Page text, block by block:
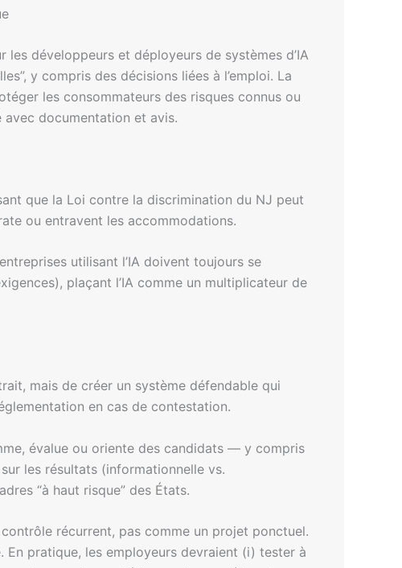
développeurs et déployeurs de systèmes d’IA
y compris des décisions liées à l’emploi. La
les consommateurs des risques connus ou
documentation et avis.
que la Loi contre la discrimination du NJ peut
ou entravent les accommodations.
utilisant l’IA doivent toujours se
plaçant l’IA comme un multiplicateur de
mais de créer un système défendable qui
en cas de contestation.
évalue ou oriente des candidats — y compris
les résultats (informationnelle vs.
“à haut risque” des États.
récurrent, pas comme un projet ponctuel.
En pratique, les employeurs devraient (i) tester à